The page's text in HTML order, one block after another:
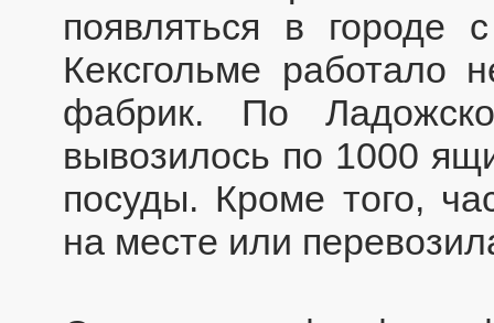
появляться в городе
Кексгольме работало
фабрик. По
вывозилось по 1000
посуды. Кроме того,
на месте или